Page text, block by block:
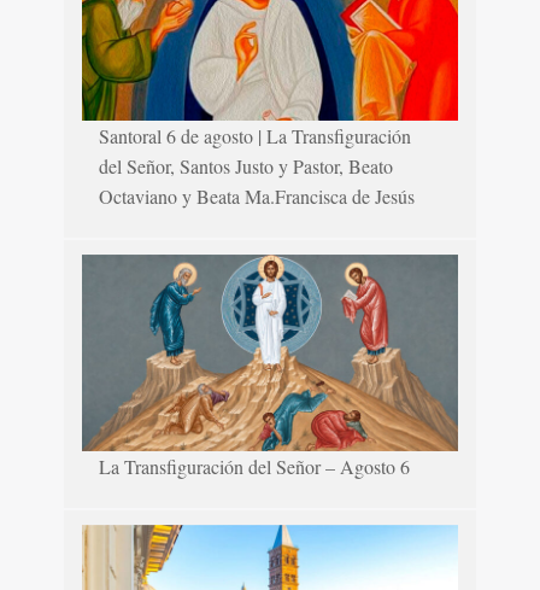
Santoral 6 de agosto | La Transfiguración
del Señor, Santos Justo y Pastor, Beato
Octaviano y Beata Ma.Francisca de Jesús
La Transfiguración del Señor – Agosto 6